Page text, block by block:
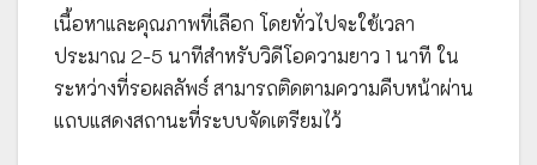
เนื้อหาและคุณภาพที่เลือก โดยทั่วไปจะใช้เวลา
ประมาณ 2-5 นาทีสำหรับวิดีโอความยาว 1 นาที ใน
ระหว่างที่รอผลลัพธ์ สามารถติดตามความคืบหน้าผ่าน
แถบแสดงสถานะที่ระบบจัดเตรียมไว้